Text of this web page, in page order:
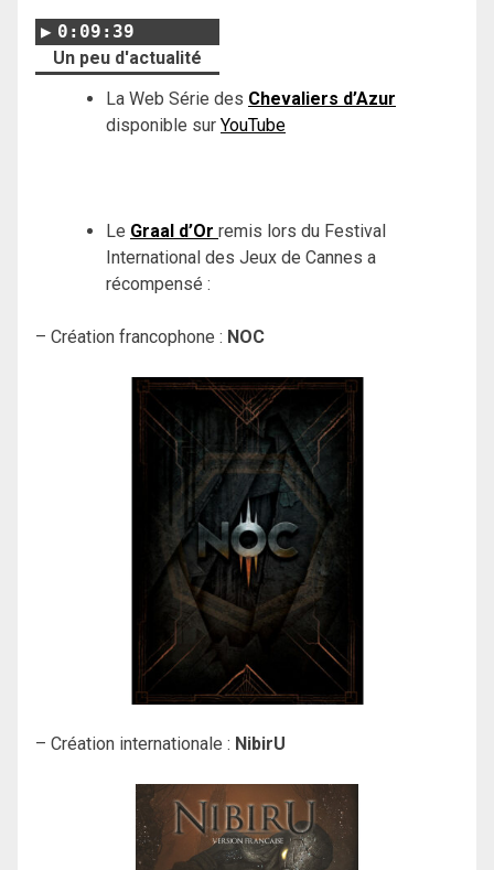
0:09:39
Un peu d'actualité
La Web Série des Chevaliers d’Azur
disponible sur YouTube
Le Graal d’Or remis lors du Festival
International des Jeux de Cannes a
récompensé :
– Création francophone : NOC
– Création internationale : NibirU